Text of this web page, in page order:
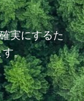
実にするた
す。